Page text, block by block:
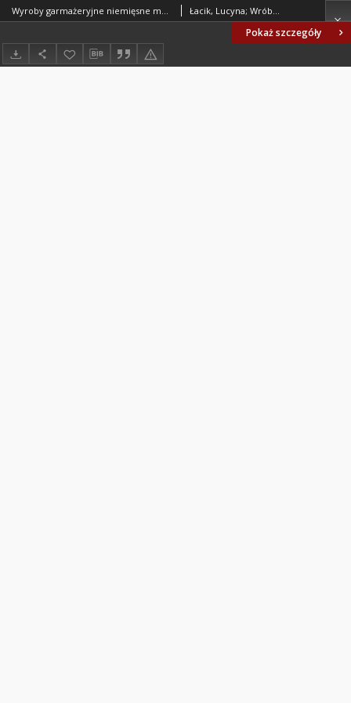
Pokaż szczegóły
Wyroby garmażeryjne niemięsne mączno-kaszowo-warzywne - Wymagania ogólne BN-82/8159-06 Łacik, Lucyna; Wróbel, Barbara; SPOŁEM WSS Oddział Produkcji Garmażeryjnej i Napojów, Warszawa. Oprac.